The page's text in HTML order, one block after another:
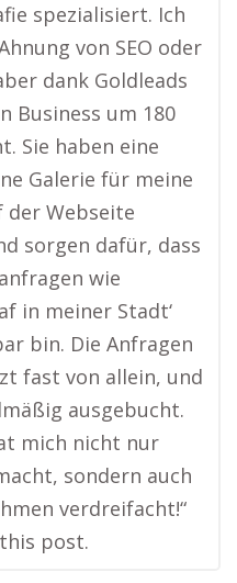
spezialisiert. Ich
von SEO oder
dank Goldleads
Business um 180
Sie haben eine
Galerie für meine
Webseite
sorgen dafür, dass
wie
in meiner Stadt‘
bin. Die Anfragen
fast von allein, und
ausgebucht.
mich nicht nur
sondern auch
verdreifacht!“
post.